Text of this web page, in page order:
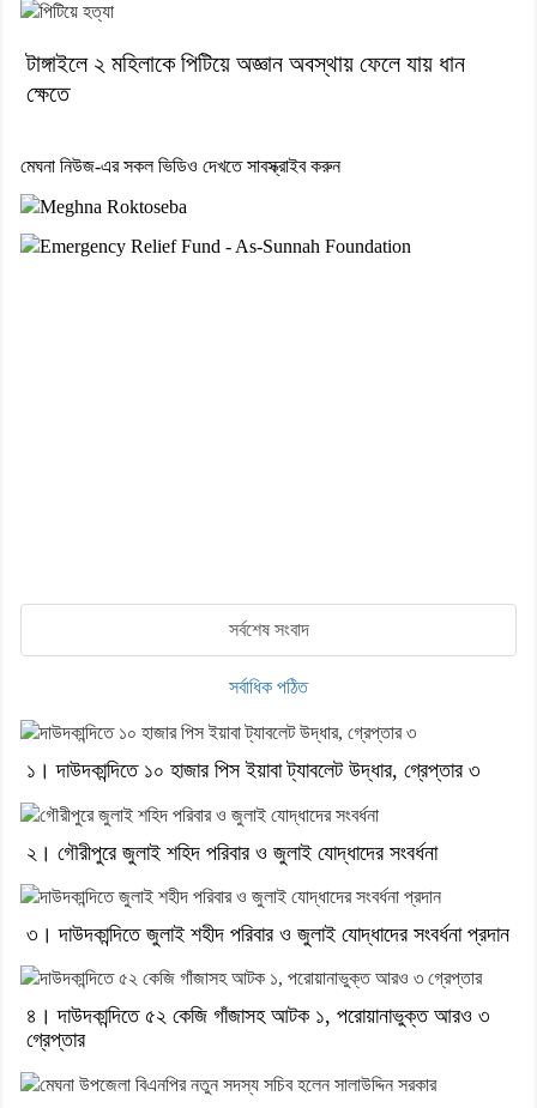
টাঙ্গাইলে ২ মহিলাকে পিটিয়ে অজ্ঞান অবস্থায় ফেলে যায় ধান
ক্ষেতে
মেঘনা নিউজ-এর সকল ভিডিও দেখতে সাবস্ক্রাইব করুন
সর্বশেষ সংবাদ
সর্বাধিক পঠিত
১। দাউদকান্দিতে ১০ হাজার পিস ইয়াবা ট্যাবলেট উদ্ধার, গ্রেপ্তার ৩
২। গৌরীপুরে জুলাই শহিদ পরিবার ও জুলাই যোদ্ধাদের সংবর্ধনা
৩। দাউদকান্দিতে জুলাই শহীদ পরিবার ও জুলাই যোদ্ধাদের সংবর্ধনা প্রদান
৪। দাউদকান্দিতে ৫২ কেজি গাঁজাসহ আটক ১, পরোয়ানাভুক্ত আরও ৩
গ্রেপ্তার